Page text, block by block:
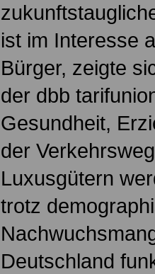
ist im Interesse
Bürger, zeigte
der dbb
Gesundheit,
der
Luxusgütern
trotz
Deutschland